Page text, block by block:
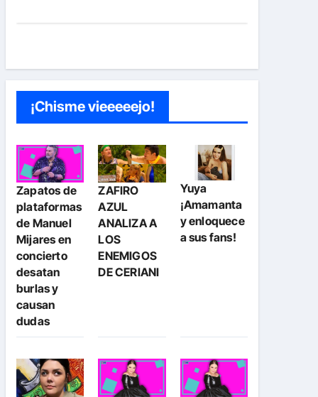
¡Chisme vieeeeejo!
Zapatos de
plataformas
de Manuel
Mijares en
concierto
desatan
burlas y
causan
dudas
ZAFIRO
AZUL
ANALIZA A
LOS
ENEMIGOS
DE CERIANI
Yuya
¡Amamanta
y enloquece
a sus fans!